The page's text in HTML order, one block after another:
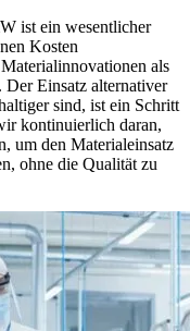
ist ein wesentlicher
Kosten
als
Der Einsatz alternativer
sind, ist ein Schritt
kontinuierlich daran,
um den Materialeinsatz
ohne die Qualität zu